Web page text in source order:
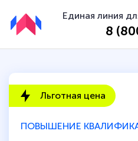
Единая линия
8
ПОВЫШЕНИЕ
Льготная цена